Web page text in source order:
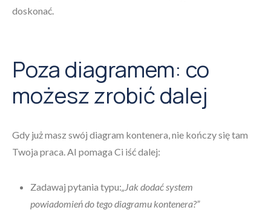
doskonać.
Poza diagramem: co
możesz zrobić dalej
Gdy już masz swój diagram kontenera, nie kończy się tam
Twoja praca. AI pomaga Ci iść dalej:
Zadawaj pytania typu:„Jak dodać system
powiadomień do tego diagramu kontenera?”